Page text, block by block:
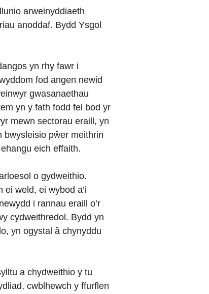
arweinyddiaeth
anoddaf. Bydd Ysgol
yn rhy fawr i
fod angen newid
gwasanaethau
yn y fath fodd fel bod yr
mewn sectorau eraill, yn
bwysleisio pŵer meithrin
eich effaith.
o gydweithio.
weld, ei wybod a’i
i rannau eraill o’r
cydweithredol. Bydd yn
yn ogystal â chynyddu
a chydweithio y tu
cwblhewch y ffurflen